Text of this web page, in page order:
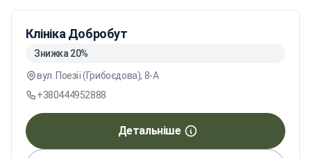
Клініка Добробут
Знижка 20%
вул. Поезії (Грибоєдова), 8-А
+380444952888
Детальніше